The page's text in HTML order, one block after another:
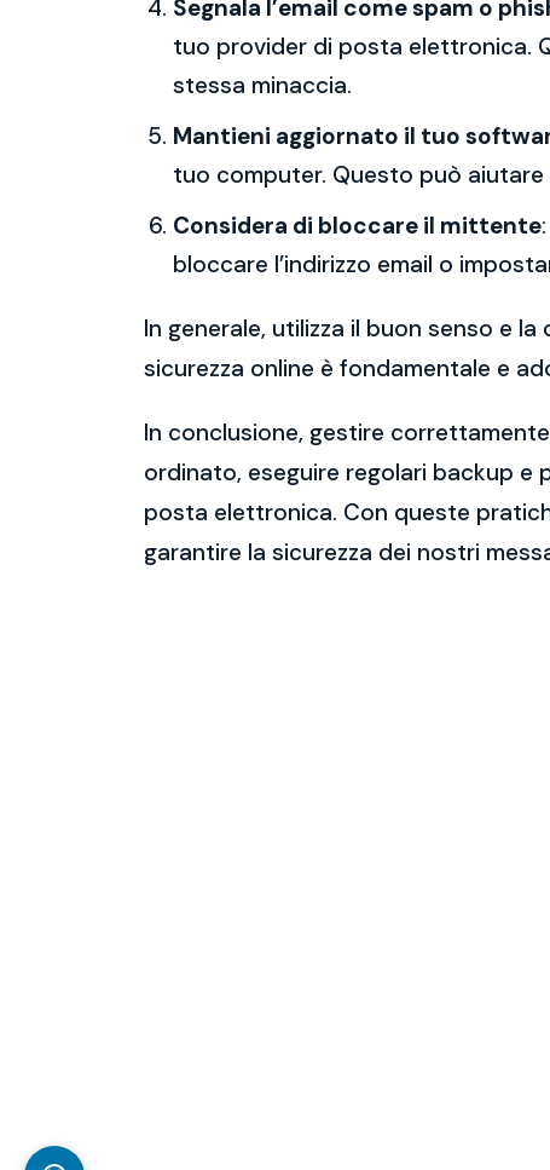
Segnala l’email come spam o
tuo provider di posta elettronica.
stessa minaccia.
Mantieni aggiornato il tuo
tuo computer. Questo può aiutare
Considera di bloccare il mittente
bloccare l’indirizzo email o
In generale, utilizza il buon senso e
sicurezza online è fondamentale e
In conclusione, gestire
ordinato, eseguire regolari backup e
posta elettronica. Con queste
garantire la sicurezza dei nostri